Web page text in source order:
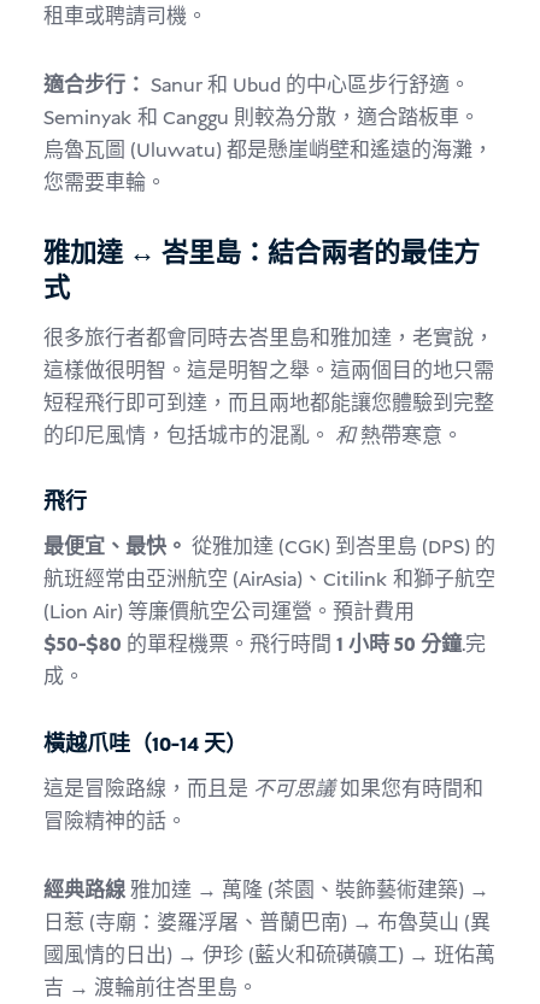
租車或聘請司機。
適合步行： Sanur 和 Ubud 的中心區步行舒適。
Seminyak 和 Canggu 則較為分散，適合踏板車。
烏魯瓦圖 (Uluwatu) 都是懸崖峭壁和遙遠的海灘，
您需要車輪。
雅加達 ↔ 峇里島：結合兩者的最佳方
式
很多旅行者都會同時去峇里島和雅加達，老實說，
這樣做很明智。這是明智之舉。這兩個目的地只需
短程飛行即可到達，而且兩地都能讓您體驗到完整
的印尼風情，包括城市的混亂。 和熱帶寒意。
飛行
最便宜、最快。 從雅加達 (CGK) 到峇里島 (DPS) 的
航班經常由亞洲航空 (AirAsia)、Citilink 和獅子航空
(Lion Air) 等廉價航空公司運營。預計費用
$50-$80 的單程機票。飛行時間 1 小時 50 分鐘.完
成。
橫越爪哇（10-14 天）
這是冒險路線，而且是 不可思議如果您有時間和
冒險精神的話。
經典路線雅加達 → 萬隆 (茶園、裝飾藝術建築) →
日惹 (寺廟：婆羅浮屠、普蘭巴南) → 布魯莫山 (異
國風情的日出) → 伊珍 (藍火和硫磺礦工) → 班佑萬
吉 → 渡輪前往峇里島。